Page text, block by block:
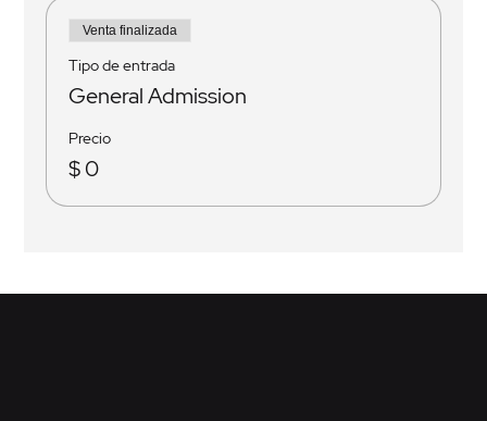
Venta finalizada
Tipo de entrada
General Admission
Precio
$ 0